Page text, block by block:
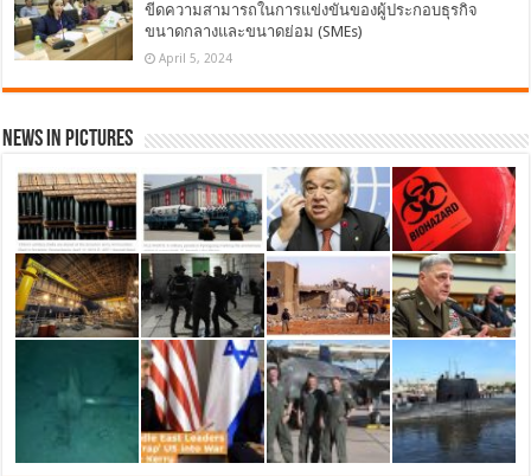
ขีดความสามารถในการแข่งขันของผู้ประกอบธุรกิจ
ขนาดกลางและขนาดย่อม (SMEs)
April 5, 2024
News in Pictures